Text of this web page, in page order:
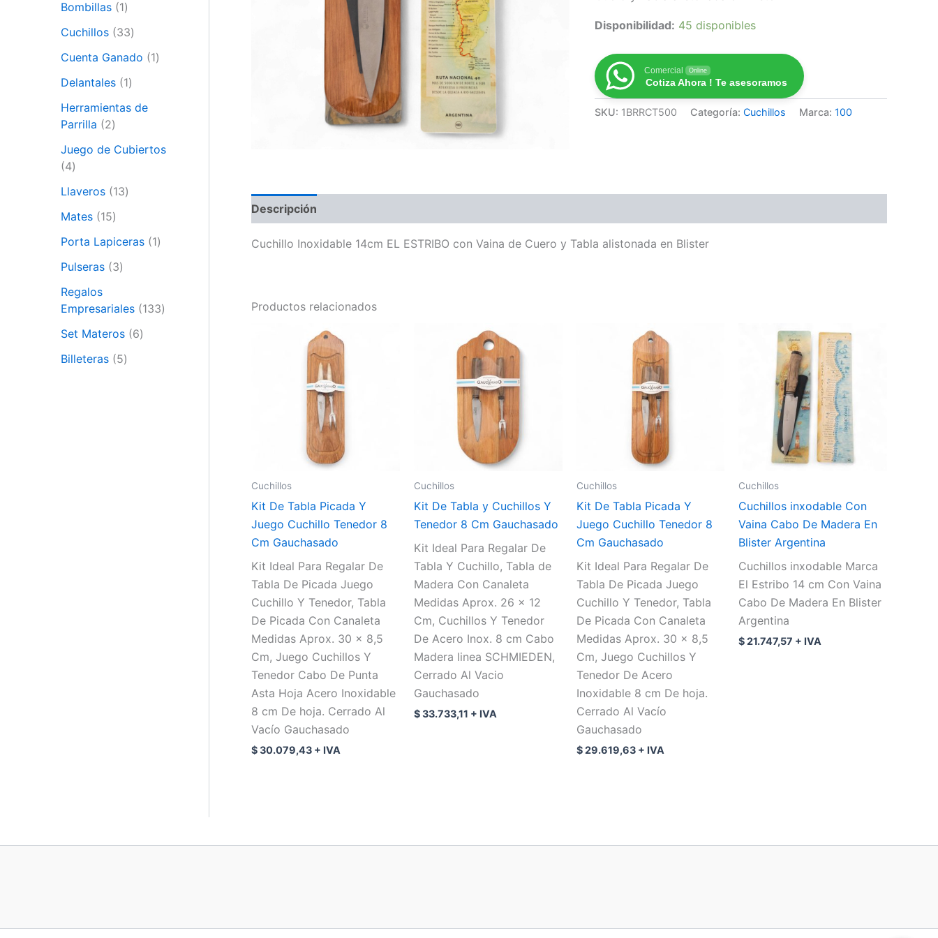
Bombillas 1
Cuchillos 33
Cuenta Ganado 1
Delantales 1
Herramientas de
Parrilla
2
Juego de Cubiertos
4
Llaveros 13
Mates 15
Porta Lapiceras 1
Pulseras 3
Regalos
Empresariales 133
Set Materos 6
Billeteras 5
Disponibilidad: 45 disponibles
Comercial Online
Cotiza Ahora ! Te asesoramos
SKU: 1BRRCT500 Categoría: Cuchillos Marca: 100
Descripción
Cuchillo Inoxidable 14cm EL ESTRIBO con Vaina de Cuero y Tabla alistonada en Blister
Productos relacionados
Cuchillos
Kit De Tabla Picada Y
Juego Cuchillo Tenedor 8
Cm Gauchasado
Kit Ideal Para Regalar De
Tabla De Picada Juego
Cuchillo Y Tenedor, Tabla
De Picada Con Canaleta
Medidas Aprox. 30 x 8,5
Cm, Juego Cuchillos Y
Tenedor Cabo De Punta
Asta Hoja Acero Inoxidable
8 cm De hoja. Cerrado Al
Vacío Gauchasado
$30.079,43 + IVA
Cuchillos
Kit De Tabla y Cuchillos Y
Tenedor 8 Cm Gauchasado
Kit Ideal Para Regalar De
Tabla Y Cuchillo, Tabla de
Madera Con Canaleta
Medidas Aprox. 26 x 12
Cm, Cuchillos Y Tenedor
De Acero Inox. 8 cm Cabo
Madera linea SCHMIEDEN,
Cerrado Al Vacio
Gauchasado
$33.733,11 + IVA
Cuchillos
Kit De Tabla Picada Y
Juego Cuchillo Tenedor 8
Cm Gauchasado
Kit Ideal Para Regalar De
Tabla De Picada Juego
Cuchillo Y Tenedor, Tabla
De Picada Con Canaleta
Medidas Aprox. 30 x 8,5
Cm, Juego Cuchillos Y
Tenedor De Acero
Inoxidable 8 cm De hoja.
Cerrado Al Vacío
Gauchasado
$29.619,63 + IVA
Cuchillos
Cuchillos inxodable Con
Vaina Cabo De Madera En
Blister Argentina
Cuchillos inxodable Marca
El Estribo 14 cm Con Vaina
Cabo De Madera En Blister
Argentina
$21.747,57 + IVA